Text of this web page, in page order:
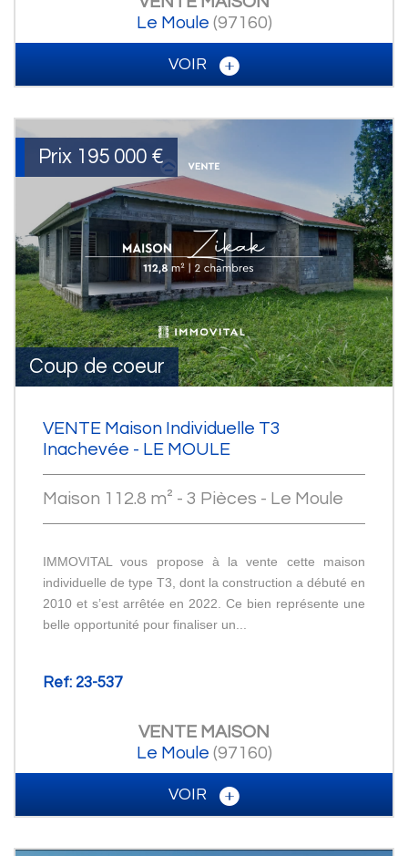
Le Moule (97160)
VOIR
Coup de coeur
Prix 195 000 €
VENTE Maison Individuelle T3
Inachevée - LE MOULE
Maison 112.8 m² - 3 Pièces - Le Moule
IMMOVITAL vous propose à la vente cette maison
individuelle de type T3, dont la construction a débuté en
2010 et s’est arrêtée en 2022. Ce bien représente une
belle opportunité pour finaliser un...
Ref: 23-537
VENTE MAISON
Le Moule (97160)
VOIR